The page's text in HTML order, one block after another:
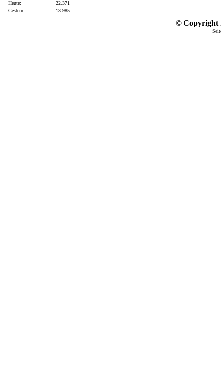
Heute:
22.371
Gestern:
13.985
© Copyright